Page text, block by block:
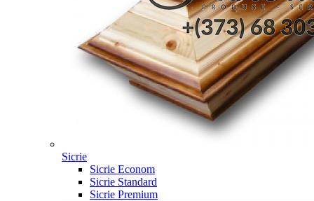
Sicrie
Sicrie Econom
Sicrie Standard
Sicrie Premium